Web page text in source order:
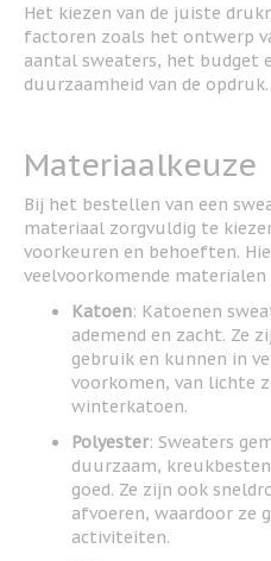
Het kiezen van de juiste
factoren zoals het ontwerp
aantal sweaters, het budget
duurzaamheid van de opdruk.
Materiaalkeuze
Bij het bestellen van een
materiaal zorgvuldig te
voorkeuren en behoeften.
veelvoorkomende
Katoen: Katoenen
ademend en zacht. Ze
gebruik en kunnen in
voorkomen, van lichte
winterkatoen.
Polyester: Sweaters
duurzaam,
goed. Ze zijn ook
afvoeren, waardoor ze
activiteiten.